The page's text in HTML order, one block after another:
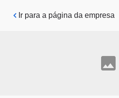
Pular para o conteúdo principal
Ir para a página da empresa